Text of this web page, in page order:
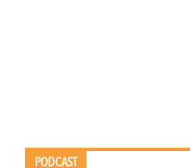
PODCAST